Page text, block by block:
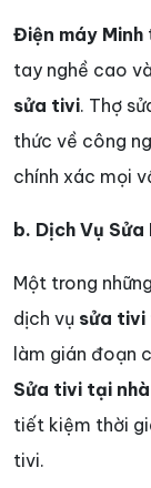
Điện máy Minh
tay nghề cao
sửa tivi. Thợ
thức về công
chính xác mọi
b. Dịch Vụ Sửa
Một trong
dịch vụ sửa tivi
làm gián đoạn
Sửa tivi tại nhà
tiết kiệm thời
tivi.